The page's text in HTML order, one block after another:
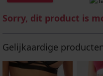
Sorry, dit product is
Gelijkaardige